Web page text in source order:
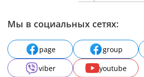
Мы в социальных сетях:
page group
viber
youtube